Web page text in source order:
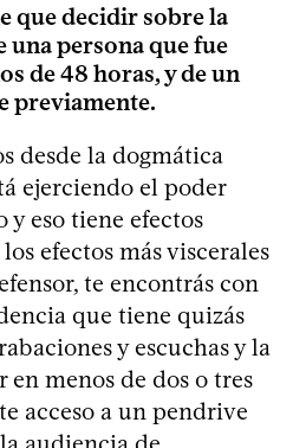
que decidir sobre la
persona que fue
de 48 horas, y de un
previamente.
desde la dogmática
ejerciendo el poder
eso tiene efectos
efectos más viscerales
te encontrás con
que tiene quizás
y escuchas y la
en menos de dos o tres
acceso a un pendrive